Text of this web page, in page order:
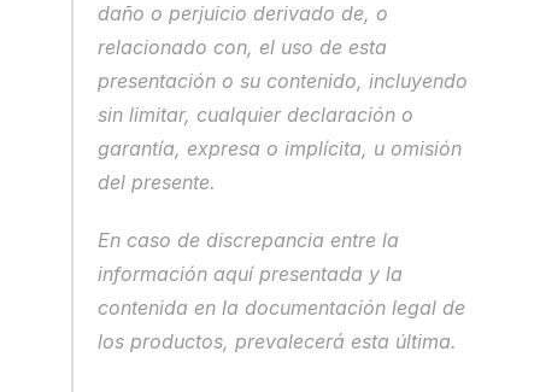
daño o perjuicio derivado de, o
relacionado con, el uso de esta
presentación o su contenido, incluyendo
sin limitar, cualquier declaración o
garantía, expresa o implícita, u omisión
del presente.
En caso de discrepancia entre la
información aquí presentada y la
contenida en la documentación legal de
los productos, prevalecerá esta última.